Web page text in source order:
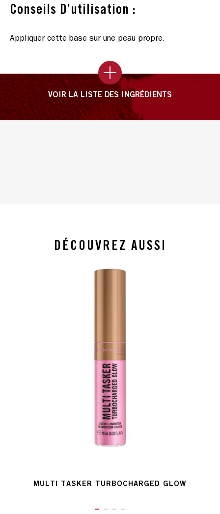
Conseils D’utilisation :
Appliquer cette base sur une peau propre.
VOIR LA LISTE DES INGRÉDIENTS
DÉCOUVREZ AUSSI
MULTI TASKER TURBOCHARGED GLOW